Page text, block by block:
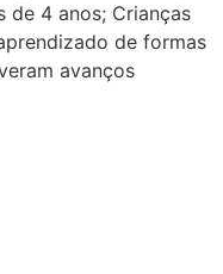
de 4 anos; Crianças
de formas
avanços